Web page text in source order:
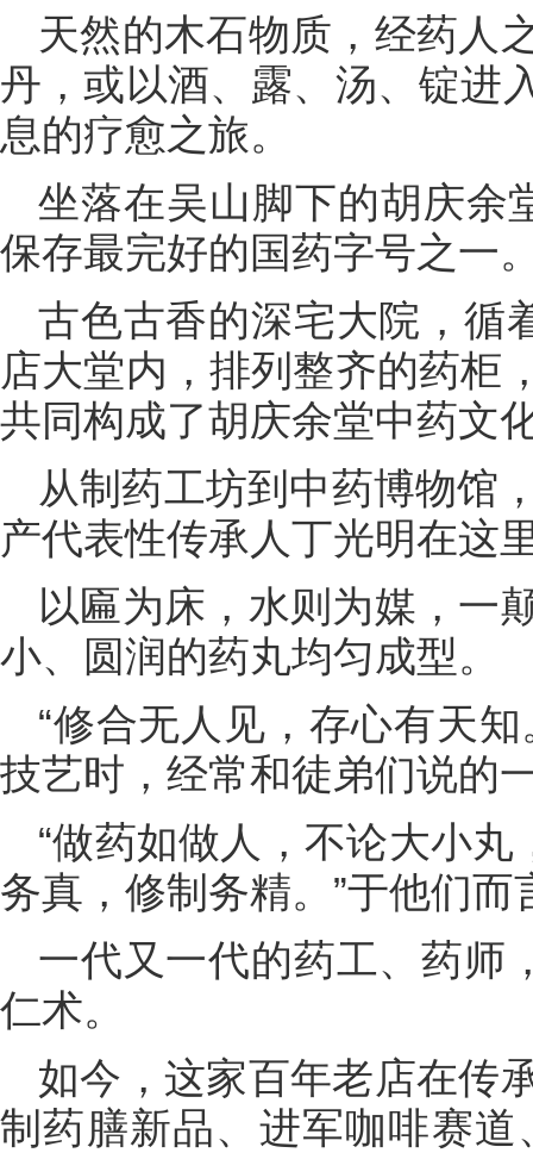
天然的木石物质，经药人
丹，或以酒、露、汤、锭进
息的疗愈之旅。
坐落在吴山脚下的胡庆余
保存最完好的国药字号之一
古色古香的深宅大院，循
店大堂内，排列整齐的药柜
共同构成了胡庆余堂中药文
从制药工坊到中药博物馆
产代表性传承人丁光明在这
以匾为床，水则为媒，一
小、圆润的药丸均匀成型。
“修合无人见，存心有天
技艺时，经常和徒弟们说的
“做药如做人，不论大小丸
务真，修制务精。”于他们而
一代又一代的药工、药师
仁术。
如今，这家百年老店在传
制药膳新品、进军咖啡赛